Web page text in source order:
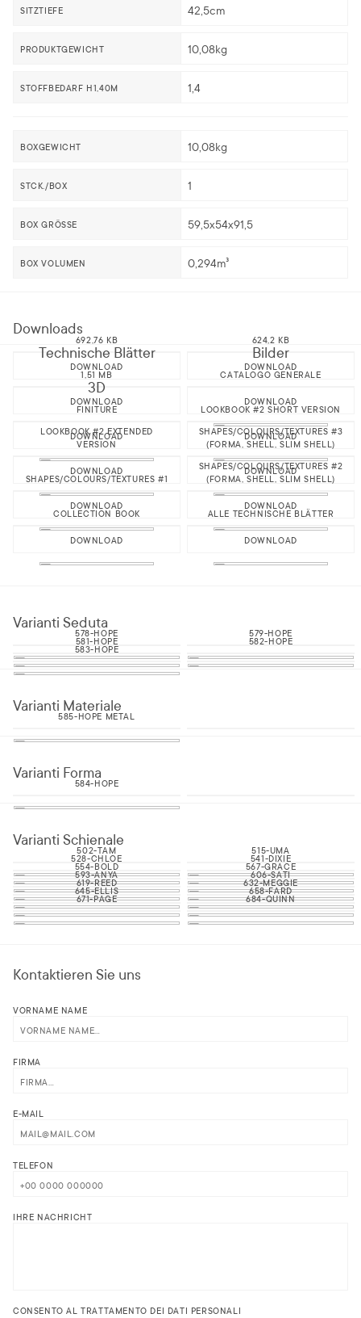
SITZTIEFE 42,5cm
PRODUKTGEWICHT 10,08kg
STOFFBEDARF H1,40M 1,4
BOXGEWICHT 10,08kg
STCK./BOX 1
BOX GRÖSSE 59,5x54x91,5
BOX VOLUMEN 0,294m³
Downloads
Technische Blätter
692,76 KB
DOWNLOAD
Bilder
624,2 KB
DOWNLOAD
3D
1,51 MB
DOWNLOAD
CATALOGO GENERALE
DOWNLOAD
FINITURE
DOWNLOAD
LOOKBOOK #2 SHORT VERSION
DOWNLOAD
LOOKBOOK #2 EXTENDED
VERSION
DOWNLOAD
SHAPES/COLOURS/TEXTURES #3
(FORMA, SHELL, SLIM SHELL)
DOWNLOAD
SHAPES/COLOURS/TEXTURES #1
DOWNLOAD
SHAPES/COLOURS/TEXTURES #2
(FORMA, SHELL, SLIM SHELL)
DOWNLOAD
COLLECTION BOOK
DOWNLOAD
ALLE TECHNISCHE BLÄTTER
DOWNLOAD
Varianti Seduta
578-HOPE 579-HOPE
581-HOPE 582-HOPE
583-HOPE
Varianti Materiale
585-HOPE METAL
Varianti Forma
584-HOPE
Varianti Schienale
502-TAM 515-UMA
528-CHLOE 541-DIXIE
554-BOLD 567-GRACE
593-ANYA 606-SATI
619-REED 632-MEGGIE
645-ELLIS 658-FARD
671-PAGE 684-QUINN
Kontaktieren Sie uns
VORNAME NAME
FIRMA
E-MAIL
TELEFON
IHRE NACHRICHT
CONSENTO AL TRATTAMENTO DEI DATI PERSONALI